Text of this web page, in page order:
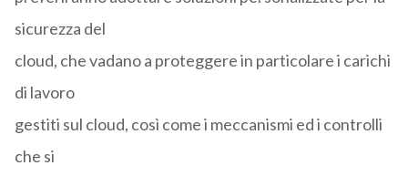
sicurezza del
cloud, che vadano a proteggere in particolare i carichi
di lavoro
gestiti sul cloud, così come i meccanismi ed i controlli
che si